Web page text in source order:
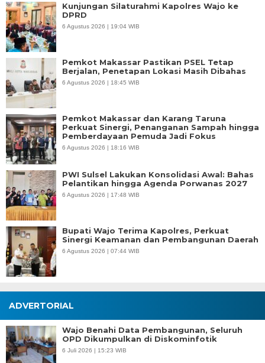
Kunjungan Silaturahmi Kapolres Wajo ke
DPRD
6 Agustus 2026 | 19:04 WIB
Pemkot Makassar Pastikan PSEL Tetap
Berjalan, Penetapan Lokasi Masih Dibahas
6 Agustus 2026 | 18:45 WIB
Pemkot Makassar dan Karang Taruna
Perkuat Sinergi, Penanganan Sampah hingga
Pemberdayaan Pemuda Jadi Fokus
6 Agustus 2026 | 18:16 WIB
PWI Sulsel Lakukan Konsolidasi Awal: Bahas
Pelantikan hingga Agenda Porwanas 2027
6 Agustus 2026 | 17:48 WIB
Bupati Wajo Terima Kapolres, Perkuat
Sinergi Keamanan dan Pembangunan Daerah
6 Agustus 2026 | 07:44 WIB
ADVERTORIAL
Wajo Benahi Data Pembangunan, Seluruh
OPD Dikumpulkan di Diskominfotik
6 Juli 2026 | 15:23 WIB